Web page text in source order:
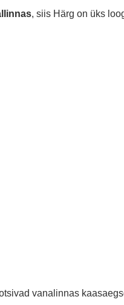
, siis Härg on üks
vanalinnas